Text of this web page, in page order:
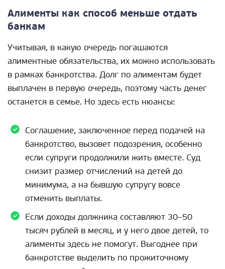
Алименты как способ меньше отдать
банкам
Учитывая, в какую очередь погашаются
алиментные обязательства, их можно использовать
в рамках банкротства. Долг по алиментам будет
выплачен в первую очередь, поэтому часть денег
останется в семье. Но здесь есть нюансы:
Соглашение, заключенное перед подачей на
банкротство, вызовет подозрения, особенно
если супруги продолжили жить вместе. Суд
снизит размер отчислений на детей до
минимума, а на бывшую супругу вовсе
отменить выплаты.
Если доходы должника составляют 30–50
тысяч рублей в месяц, и у него двое детей, то
алименты здесь не помогут. Выгоднее при
банкротстве выделить по прожиточному